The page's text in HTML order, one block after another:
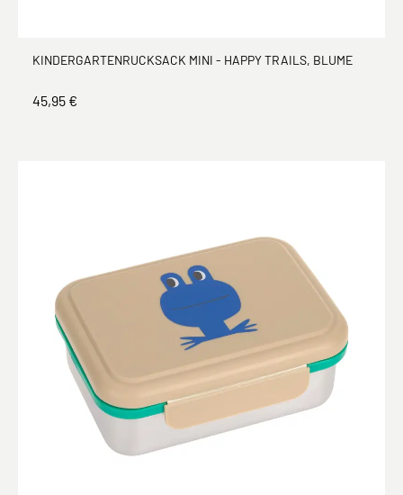
KINDERGARTENRUCKSACK MINI - HAPPY TRAILS, BLUME
45,95 €